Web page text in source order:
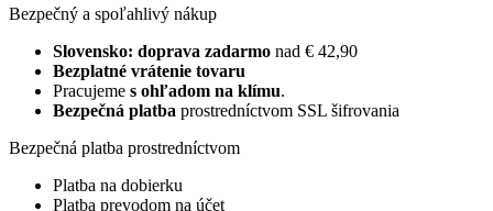
Bezpečný a spoľahlivý nákup
Slovensko: doprava zadarmo nad € 42,90
Bezplatné vrátenie tovaru
Pracujeme s ohľadom na klímu.
Bezpečná platba prostredníctvom SSL šifrovania
Bezpečná platba prostredníctvom
Platba na dobierku
Platba prevodom na účet